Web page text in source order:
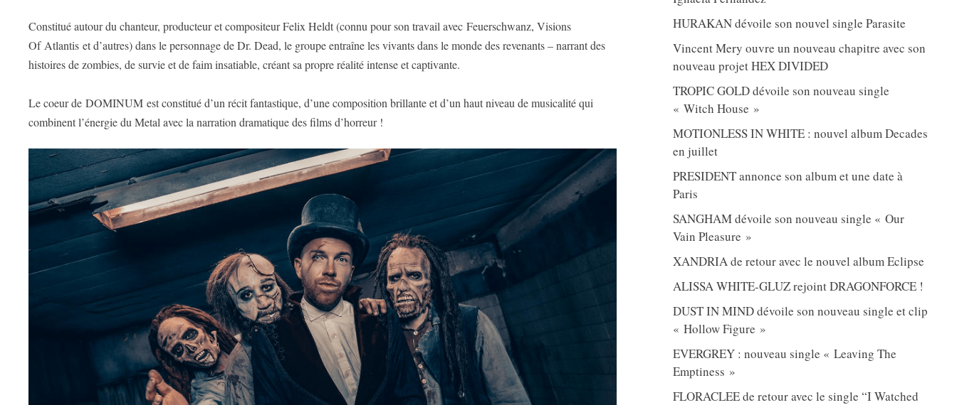
Constitué autour du chanteur, producteur et compositeur Felix Heldt (connu pour son travail avec Feuerschwanz, Visions
Of Atlantis et d’autres) dans le personnage de Dr. Dead, le groupe entraîne les vivants dans le monde des revenants – narrant des
histoires de zombies, de survie et de faim insatiable, créant sa propre réalité intense et captivante.
Le coeur de DOMINUM est constitué d’un récit fantastique, d’une composition brillante et d’un haut niveau de musicalité qui
combinent l’énergie du Metal avec la narration dramatique des films d’horreur !
HURAKAN dévoile son nouvel single Parasite
Vincent Mery ouvre un nouveau chapitre avec son
nouveau projet HEX DIVIDED
TROPIC GOLD dévoile son nouveau single
« Witch House »
MOTIONLESS IN WHITE : nouvel album Decades
en juillet
PRESIDENT annonce son album et une date à
Paris
SANGHAM dévoile son nouveau single « Our
Vain Pleasure »
XANDRIA de retour avec le nouvel album Eclipse
ALISSA WHITE-GLUZ rejoint DRAGONFORCE !
DUST IN MIND dévoile son nouveau single et clip
« Hollow Figure »
EVERGREY : nouveau single « Leaving The
Emptiness »
FLORACLEE de retour avec le single “I Watched